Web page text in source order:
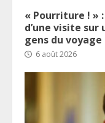
« Pourriture ! »
d’une visite
gens du voyage
6 août 2026